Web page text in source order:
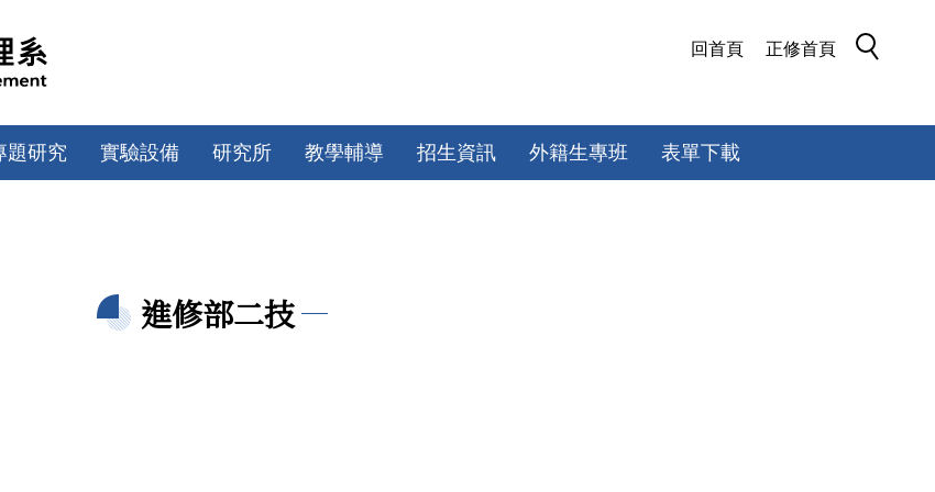
回首頁 正修首頁
題研究 實驗設備 研究所 教學輔導 招生資訊 外籍生專班 表單下載
進修部二技